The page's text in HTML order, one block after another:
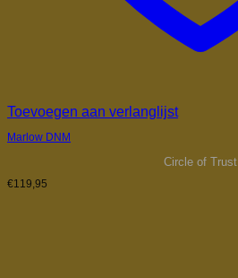
Toevoegen aan verlanglijst
Marlow DNM
Circle of Trust
€119,95